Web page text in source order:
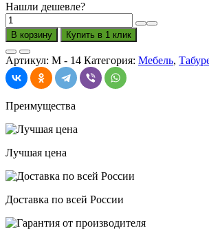
Нашли дешевле?
Количество
товара
Табурет
полок
400*330*445
В корзину Купить в 1 клик
Артикул: М - 14 Категория: Мебель,
Преимущества
Лучшая цена
Доставка по всей России